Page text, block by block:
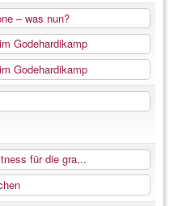
– was nun?
Godehardikamp
Godehardikamp
für die gra...